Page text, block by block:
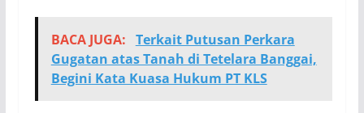
BACA JUGA: Terkait Putusan Perkara
Gugatan atas Tanah di Tetelara Banggai,
Begini Kata Kuasa Hukum PT KLS